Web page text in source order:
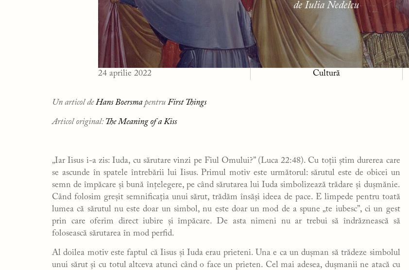
de Iulia Nedelcu
24 aprilie 2022 Cultură
Un articol deHans Boersmapentru First Things
Articol original: The Meaning of a Kiss
„Iar Iisus i-a zis: Iuda, cu sărutare vinzi pe Fiul Omului?” (Luca 22:48). Cu toții știm durerea care
se ascunde în spatele întrebării lui Iisus. Primul motiv este următorul: sărutul este de obicei un
semn de împăcare și bună înțelegere, pe când sărutarea lui Iuda simbolizează trădare și dușmănie.
Când folosim greșit semnificația unui sărut, trădăm însăși ideea de pace. E limpede pentru toată
lumea că sărutul nu este doar un simbol, nu este doar un mod de a spune „te iubesc”, ci un gest
prin care oferim direct iubire și împăcare. De asta nimeni nu ar trebui să îndrăznească să
folosească sărutarea în mod perfid.
Al doilea motiv este faptul că Iisus și Iuda erau prieteni. Una e ca un dușman să trădeze simbolul
unui sărut și cu totul altceva atunci când o face un prieten. Cel mai adesea, dușmanii ne atacă cu